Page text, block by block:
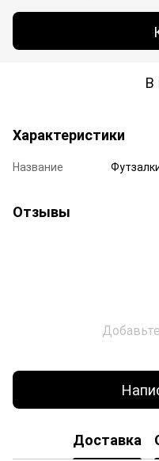
В
Характеристики
Название
Отзывы
Доставка